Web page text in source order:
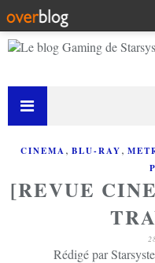
CINEMA, BLU-RAY,
[REVUE
Rédigé par